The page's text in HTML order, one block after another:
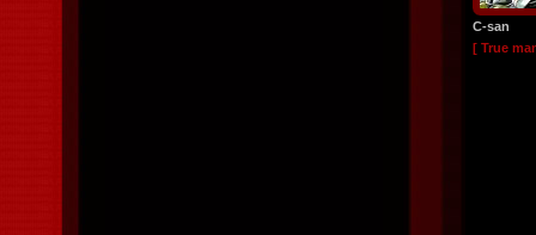
C-san
[ True